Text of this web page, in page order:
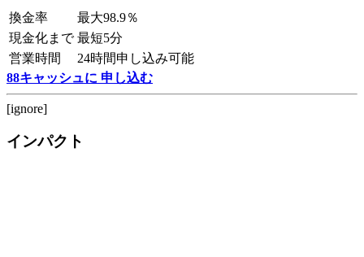
換金率
最大98.9％
現金化まで 最短5分
営業時間
24時間申し込み可能
88キャッシュに 申し込む
[ignore]
インパクト